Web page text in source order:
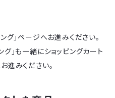
グ」ページへお進みください。
」も一緒にショッピングカート
進みください。